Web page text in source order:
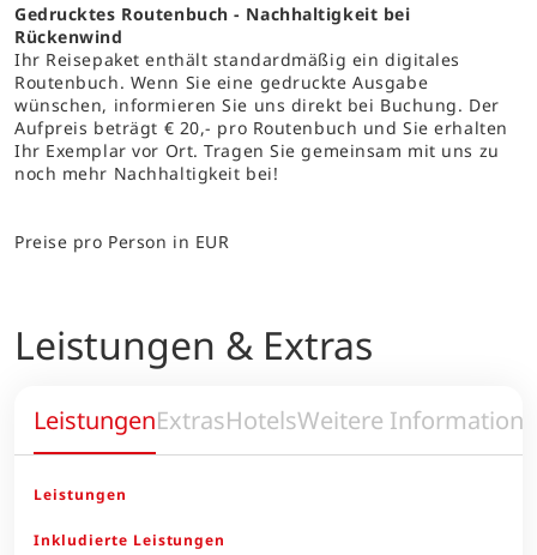
Gedrucktes Routenbuch - Nachhaltigkeit bei
Rückenwind
Ihr Reisepaket enthält standardmäßig ein digitales
Routenbuch. Wenn Sie eine gedruckte Ausgabe
wünschen, informieren Sie uns direkt bei Buchung. Der
Aufpreis beträgt € 20,- pro Routenbuch und Sie erhalten
Ihr Exemplar vor Ort. Tragen Sie gemeinsam mit uns zu
noch mehr Nachhaltigkeit bei!
Preise pro Person in EUR
Leistungen & Extras
LeistungenExtrasHotelsWeitere
Leistungen
Inkludierte Leistungen